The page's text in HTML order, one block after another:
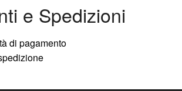
e Spedizioni
di pagamento